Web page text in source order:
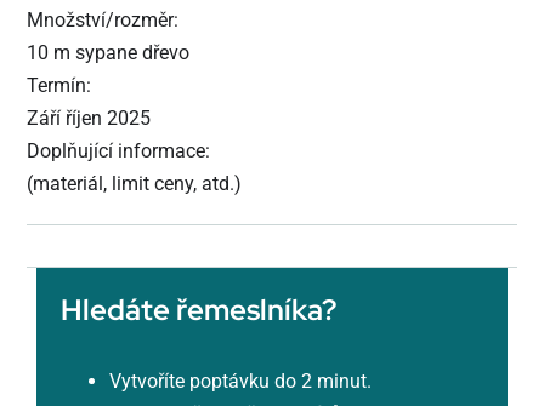
Množství/rozměr:
10 m sypane dřevo
Termín:
Září říjen 2025
Doplňující informace:
(materiál, limit ceny, atd.)
Hledáte řemeslníka?
Vytvoříte poptávku do 2 minut.